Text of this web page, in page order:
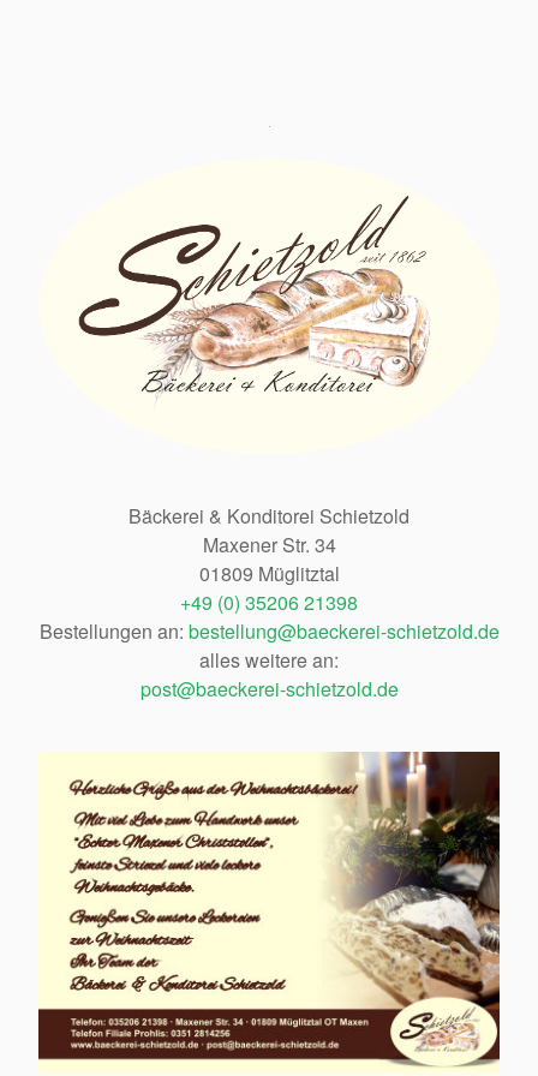
Bäckerei & Konditorei Schietzold
Maxener Str. 34
01809 Müglitztal
+49 (0) 35206 21398
Bestellungen an: bestellung@baeckerei-schietzold.de
alles weitere an:
post@baeckerei-schietzold.de